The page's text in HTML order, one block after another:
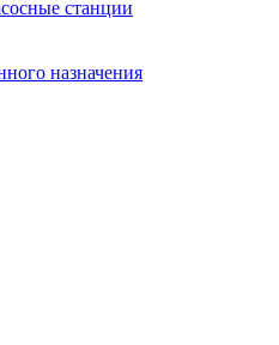
станции
назначения